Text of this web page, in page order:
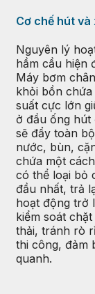
Cơ chế hút
Nguyên lý
hầm cầu hiện
Máy bơm
khỏi bồn
suất cực lớn
ở đầu ống hút
sẽ đẩy toàn
nước, bùn,
chứa một
có thể loại bỏ
đầu nhất, trả
hoạt động trở
kiểm soát
thải, tránh rò
thi công, đảm
quanh.